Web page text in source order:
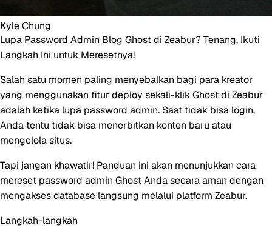
Kyle Chung
Lupa Password Admin Blog Ghost di Zeabur? Tenang, Ikuti
Langkah Ini untuk Meresetnya!
Salah satu momen paling menyebalkan bagi para kreator
yang menggunakan fitur deploy sekali-klik Ghost di Zeabur
adalah ketika lupa password admin. Saat tidak bisa login,
Anda tentu tidak bisa menerbitkan konten baru atau
mengelola situs.
Tapi jangan khawatir! Panduan ini akan menunjukkan cara
mereset password admin Ghost Anda secara aman dengan
mengakses database langsung melalui platform Zeabur.
Langkah-langkah